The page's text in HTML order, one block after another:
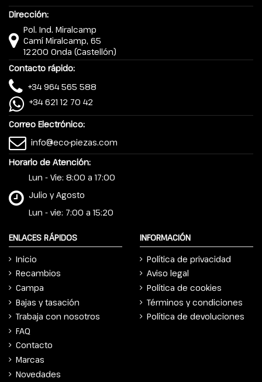
Dirección:
Pol. Ind. Miralcamp
Camí Miralcamp, 65
12200 Onda (Castellón)
Contacto rápido:
+34 964 565 588
+34 621 12 70 42
Correo Electrónico:
info@eco-piezas.com
Horario de Atención:
Lun - Vie: 8:00 a 17:00
Julio y Agosto
Lun - vie: 7:00 a 15:20
ENLACES RÁPIDOS
Inicio
Recambios
Campa
Bajas y tasación
Trabaja con nosotros
FAQ
Contacto
Marcas
Novedades
INFORMACIÓN
Política de privacidad
Aviso legal
Política de cookies
Términos y condiciones
Política de devoluciones